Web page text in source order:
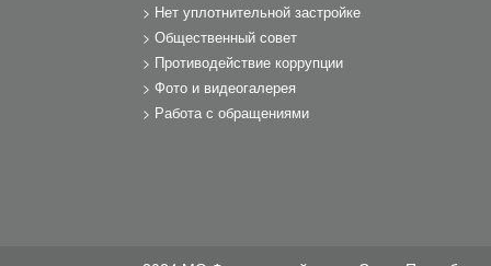
Нет уплотнительной застройке
Общественный совет
Противодействие коррупции
Фото и видеогалерея
Работа с обращениями